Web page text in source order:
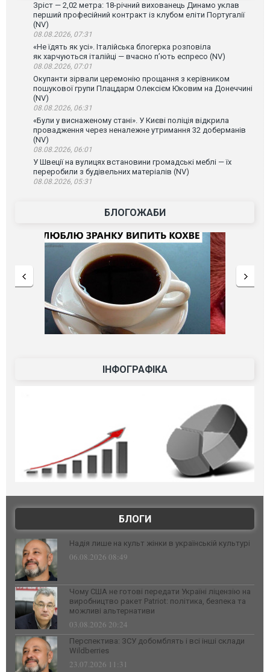
Зріст — 2,02 метра: 18-річний вихованець Динамо уклав
перший професійний контракт із клубом еліти Португалії
(NV)
08.08.2026, 07:31
«Не їдять як усі». Італійська блогерка розповіла
як харчуються італійці — вчасно п’ють еспресо (NV)
08.08.2026, 07:01
Окупанти зірвали церемонію прощання з керівником
пошукової групи Плацдарм Олексієм Юковим на Донеччині
(NV)
08.08.2026, 06:31
«Були у виснаженому стані». У Києві поліція відкрила
провадження через неналежне утримання 32 доберманів
(NV)
08.08.2026, 06:01
У Швеції на вулицях встановини громадські меблі — їх
переробили з будівельних матеріалів (NV)
08.08.2026, 05:31
БЛОГОЖАБИ
ІНФОГРАФІКА
БЛОГИ
Надія лише на культ жінки в українській культурі
06.08.2026 08:49
Чому США не готові передати Україні ліцензію на
виробництво ракет Patriot: політика, безпека та
можливі альтернативи
03.08.2026 20:24
Перспектива: ЗСУ добомблять і всі інші склади
Wildberries
23.07.2026 11:31